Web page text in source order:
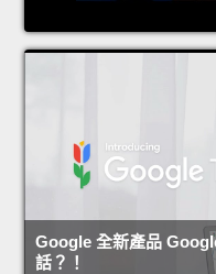
Google 全新產品
話？！